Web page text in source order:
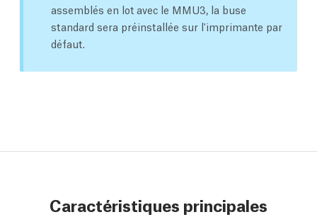
assemblés en lot avec le MMU3, la buse
standard sera préinstallée sur l'imprimante par
défaut.
Caractéristiques principales